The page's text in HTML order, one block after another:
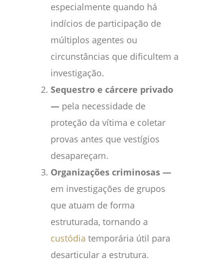
especialmente quando há
indícios de participação de
múltiplos agentes ou
circunstâncias que dificultem a
investigação.
Sequestro e cárcere privado
— pela necessidade de
proteção da vítima e coletar
provas antes que vestígios
desapareçam.
Organizações criminosas —
em investigações de grupos
que atuam de forma
estruturada, tornando a
custódia temporária útil para
desarticular a estrutura.